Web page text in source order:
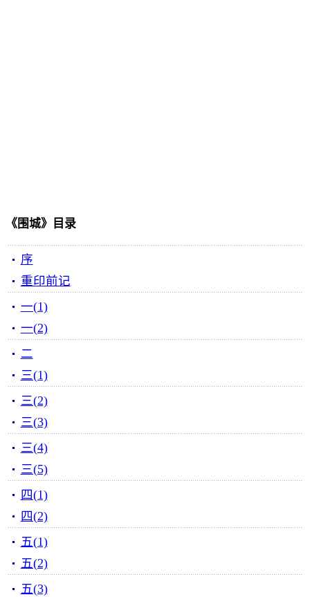
《围城》目录
序
重印前记
一(1)
一(2)
二
三(1)
三(2)
三(3)
三(4)
三(5)
四(1)
四(2)
五(1)
五(2)
五(3)